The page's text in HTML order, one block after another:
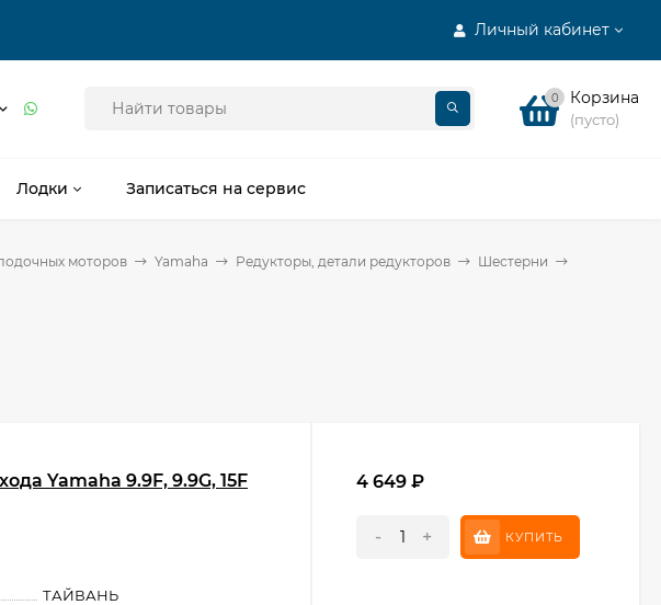
Личный кабинет
0 Корзина
(пусто)
Лодки Записаться на сервис
моторов Yamaha Редукторы, детали редукторов
Шестерни
Yamaha 9.9F, 9.9G, 15F
ТАЙВАНЬ
4 649 ₽
- + КУПИТЬ